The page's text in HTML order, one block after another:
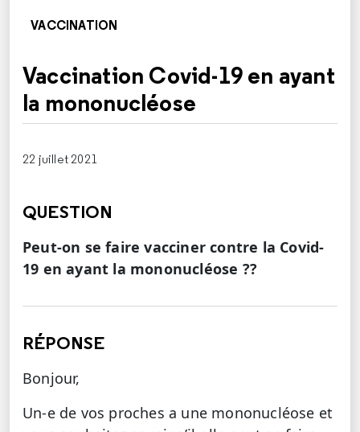
VACCINATION
Vaccination Covid-19 en ayant
la mononucléose
22 juillet 2021
QUESTION
Peut-on se faire vacciner contre la Covid-
19 en ayant la mononucléose ??
RÉPONSE
Bonjour,
Un-e de vos proches a une mononucléose et